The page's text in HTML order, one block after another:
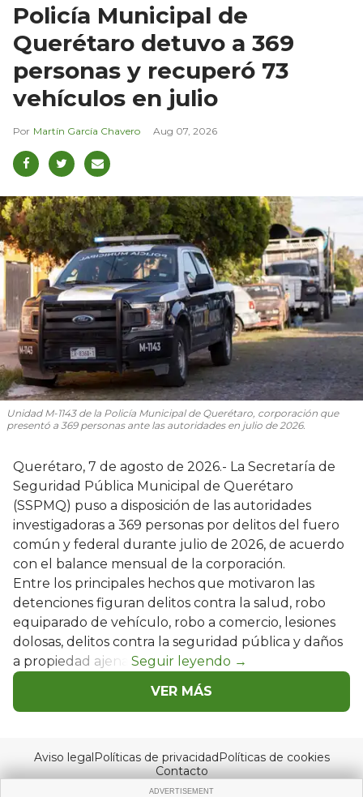
Policía Municipal de
Querétaro detuvo a 369
personas y recuperó 73
vehículos en julio
Martín García Chavero Aug 07, 2026
Unidad M-1143 de la Policía Municipal de Querétaro, corporación que
presentó a 369 personas ante las autoridades en julio de 2026.
Querétaro, 7 de agosto de 2026.- La Secretaría de
Seguridad Pública Municipal de Querétaro
(SSPMQ) puso a disposición de las autoridades
investigadoras a 369 personas por delitos del fuero
común y federal durante julio de 2026, de acuerdo
con el balance mensual de la corporación.
Entre los principales hechos que motivaron las
detenciones figuran delitos contra la salud, robo
equiparado de vehículo, robo a comercio, lesiones
dolosas, delitos contra la seguridad pública y daños
a propiedad ajena.
VER MÁS
Aviso legalPolíticas de privacidadPolíticas de cookies
Contacto